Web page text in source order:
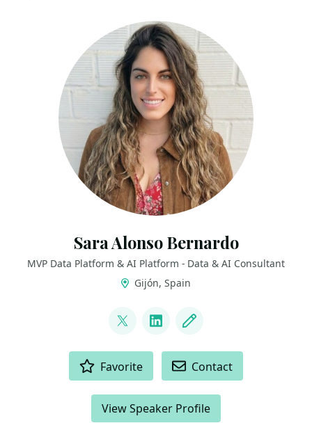
Sara Alonso Bernardo
MVP Data Platform & AI Platform - Data & AI Consultant
Gijón, Spain
@SaraAlonso_B
LinkedIn
Blog
Favorite Contact
View Speaker Profile